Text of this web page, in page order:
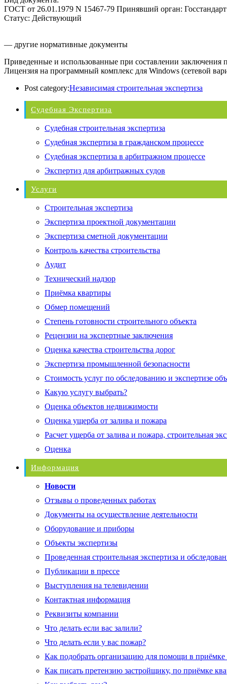
ГОСТ от 26.01.1979 N 15467-79 Принявший орган:
Статус: Действующий
— другие нормативные документы
Приведенные и использованные при составлении
Лицензия на программный комплекс для Windows (сетевой
Post category:Независимая строительная экспертиза
Судебная Экспертиза
Судебная строительная экспертиза
Судебная экспертиза в гражданском процессе
Судебная экспертиза в арбитражном процессе
Экспертиз для арбитражных судов
Услуги
Строительная экспертиза
Экспертиза проектной документации
Экспертиза сметной документации
Контроль качества строительства
Аудит
Технический надзор
Приёмка квартиры
Обмер помещений
Степень готовности строительного объекта
Рецензии на экспертные заключения
Оценка качества строительства дорог
Экспертиза промышленной безопасности
Стоимость услуг по обследованию и экспертизе
Какую услугу выбрать?
Оценка объектов недвижимости
Оценка ущерба от залива и пожара
Расчет ущерба от залива и пожара, строительная
Оценка
Информация
Новости
Отзывы о проведенных работах
Документы на осуществление деятельности
Оборудование и приборы
Объекты экспертизы
Проведенная строительная экспертиза и
Публикации в прессе
Выступления на телевидении
Контактная информация
Реквизиты компании
Что делать если вас залили?
Что делать если у вас пожар?
Как подобрать организацию для помощи в приёмке
Как писать претензию застройщику, по приёмке